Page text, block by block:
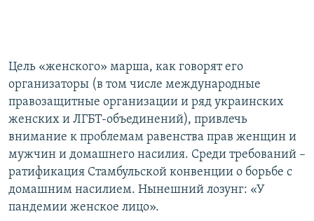
Цель «женского» марша, как говорят его
организаторы (в том числе международные
правозащитные организации и ряд украинских
женских и ЛГБТ-объединений), привлечь
внимание к проблемам равенства прав женщин и
мужчин и домашнего насилия. Среди требований –
ратификация Стамбульской конвенции о борьбе с
домашним насилием. Нынешний лозунг: «У
пандемии женское лицо».